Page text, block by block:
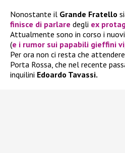
Nonostante il Grande Fratello
finisce di parlare degli ex
Attualmente sono in corso i
(e i rumor sui papabili gieffini
Per ora non ci resta che
Porta Rossa, che nel recente
inquilini Edoardo Tavassi.